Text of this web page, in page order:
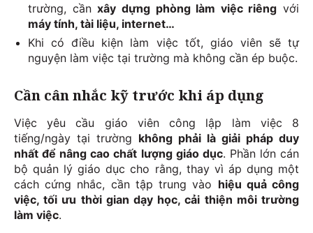
trường, cầnxây dựng phòng làm việc riêng với
máy tính, tài liệu, internet…
Khi có điều kiện làm việc tốt, giáo viên sẽ tự
nguyện làm việc tại trường mà không cần ép buộc.
Cần cân nhắc kỹ trước khi áp dụng
Việc yêu cầu giáo viên công lập làm việc 8
tiếng/ngày tại trường không phải là giải pháp duy
nhất để nâng cao chất lượng giáo dục. Phần lớn cán
bộ quản lý giáo dục cho rằng, thay vì áp dụng một
cách cứng nhắc, cần tập trung vào hiệu quả công
việc, tối ưu thời gian dạy học, cải thiện môi trường
làm việc.